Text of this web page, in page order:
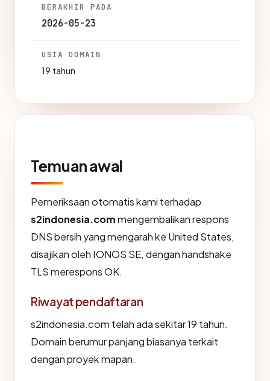
BERAKHIR PADA
2026-05-23
USIA DOMAIN
19 tahun
Temuan awal
Pemeriksaan otomatis kami terhadap
s2indonesia.commengembalikan respons
DNS bersih yang mengarah ke United States,
disajikan oleh IONOS SE, dengan handshake
TLS merespons OK.
Riwayat pendaftaran
s2indonesia.com telah ada sekitar 19 tahun.
Domain berumur panjang biasanya terkait
dengan proyek mapan.